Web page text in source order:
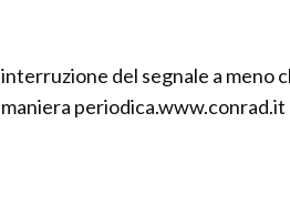
interruzione del segnale a meno
maniera periodica.www.conrad.it